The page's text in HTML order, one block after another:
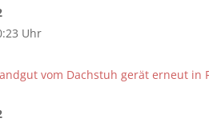
Uhr
vom Dachstuh gerät erneut in